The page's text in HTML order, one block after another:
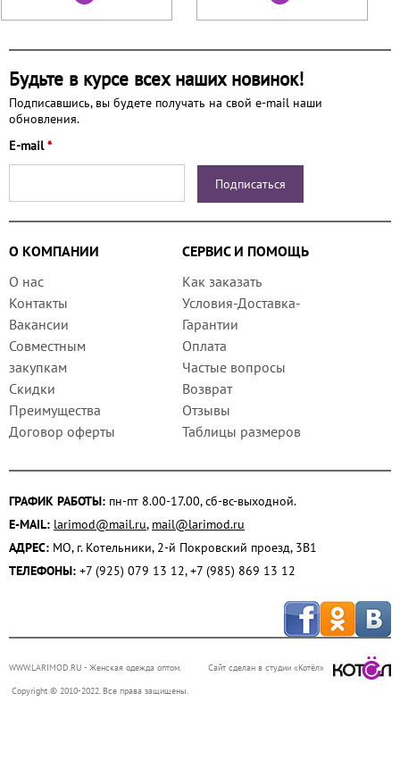
Будьте в курсе всех наших новинок!
Подписавшись, вы будете получать на свой e-mail наши
обновления.
E-mail*
О КОМПАНИИ
СЕРВИС И ПОМОЩЬ
О нас
Контакты
Вакансии
Совместным
закупкам
Скидки
Преимущества
Договор оферты
Как заказать
Условия-Доставка-
Гарантии
Оплата
Частые вопросы
Возврат
Отзывы
Таблицы размеров
ГРАФИК РАБОТЫ: пн-пт 8.00-17.00, сб-вс-выходной.
E-MAIL: larimod@mail.ru, mail@larimod.ru
АДРЕС: МО, г. Котельники, 2-й Покровский проезд, 3В1
ТЕЛЕФОНЫ: +7 (925) 079 13 12, +7 (985) 869 13 12
Сайт сделан в студии «Котёл»
WWW.LARIMOD.RU - Женская одежда оптом.
Copyright © 2010-2022. Все права защищены.